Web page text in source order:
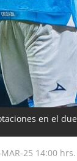
en el
25 14:00 hrs.